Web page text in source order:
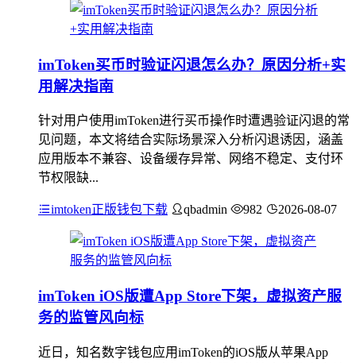
imToken买币时验证闪退怎么办？原因分析+实
用解决指南
针对用户使用imToken进行买币操作时遭遇验证闪退的常
见问题，本文将结合实际场景深入分析闪退诱因，涵盖
应用版本不兼容、设备缓存异常、网络不稳定、支付环
节权限缺...
imtoken正版钱包下载 qbadmin 982 2026-08-07
imToken iOS版遭App Store下架，虚拟资产服
务的监管风向标
近日，知名数字钱包应用imToken的iOS版从苹果App